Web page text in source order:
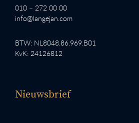
010 – 272 00 00
info@langejan.com
BTW: NL8048.86.969.B01
KvK: 24126812
Nieuwsbrief